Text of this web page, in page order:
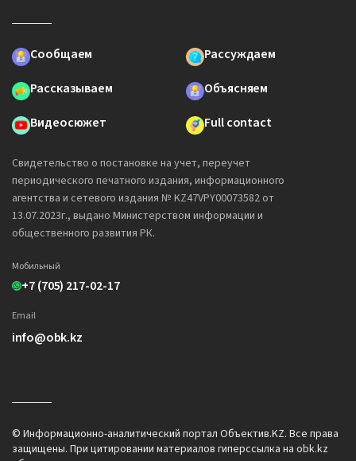
Сообщаем
Рассуждаем
Рассказываем
Объясняем
Видеосюжет
Full contact
Свидетельство о постановке на учет, переучет
периодического печатного издания, информационного
агентства и сетевого издания № KZ47VPY00073582 от
13.07.2023г., выдано Министерством информации и
общественного развития РК.
Мобильный
+7 (705) 217-02-17
Email
info@obk.kz
© Информационно-аналитический портал Объектив.KZ. Все права
защищены. При цитировании материалов гиперссылка на obk.kz